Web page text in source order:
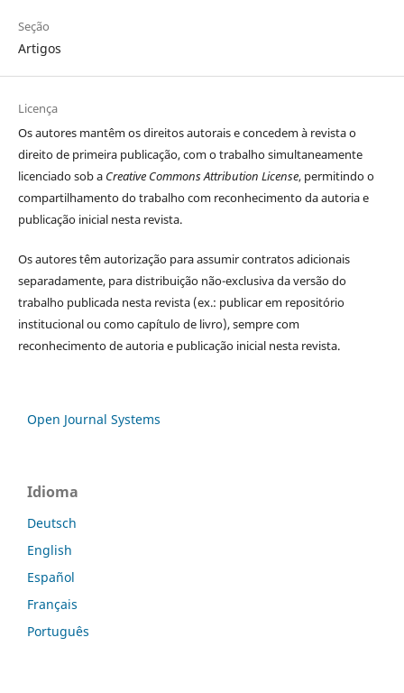
Seção
Artigos
Licença
Os autores mantêm os direitos autorais e concedem à revista o
direito de primeira publicação, com o trabalho simultaneamente
licenciado sob a Creative Commons Attribution License, permitindo o
compartilhamento do trabalho com reconhecimento da autoria e
publicação inicial nesta revista.
Os autores têm autorização para assumir contratos adicionais
separadamente, para distribuição não-exclusiva da versão do
trabalho publicada nesta revista (ex.: publicar em repositório
institucional ou como capítulo de livro), sempre com
reconhecimento de autoria e publicação inicial nesta revista.
Open Journal Systems
Idioma
Deutsch
English
Español
Français
Português